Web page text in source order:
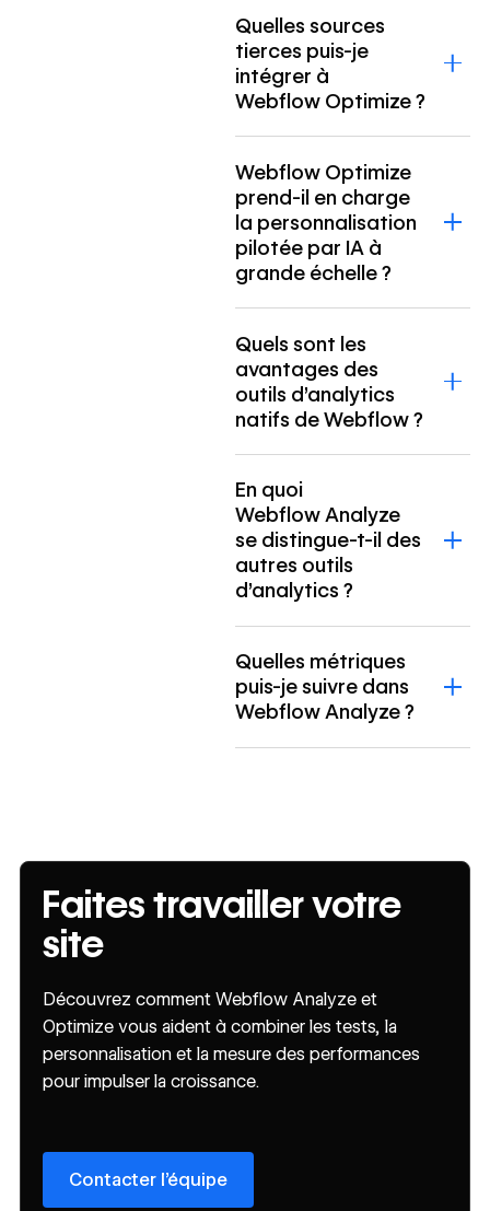
Quelles sources
tierces puis-je
intégrer à
Webflow Optimize ?
Webflow Optimize
prend-il en charge
la personnalisation
pilotée par IA à
grande échelle ?
Quels sont les
avantages des
outils d’analytics
natifs de Webflow ?
En quoi
Webflow Analyze
se distingue-t-il des
autres outils
d’analytics ?
Quelles métriques
puis-je suivre dans
Webflow Analyze ?
Faites travailler votre
site
Découvrez comment Webflow Analyze et
Optimize vous aident à combiner les tests, la
personnalisation et la mesure des performances
pour impulser la croissance.
Contacter l’équipe
Contacter l’équipe